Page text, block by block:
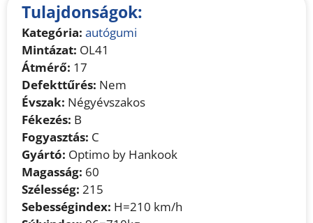
Tulajdonságok:
Kategória: autógumi
Mintázat: OL41
Átmérő: 17
Defekttűrés: Nem
Évszak: Négyévszakos
Fékezés: B
Fogyasztás: C
Gyártó: Optimo by Hankook
Magasság: 60
Szélesség: 215
Sebességindex: H=210 km/h